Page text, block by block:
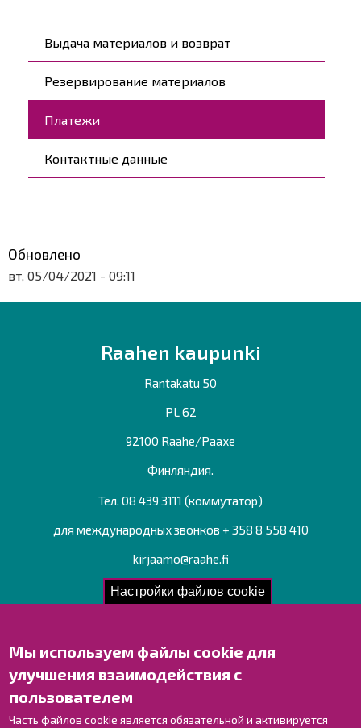
Настройки файлов cookie
Мы используем файлы cookie для
улучшения взаимодействия с
пользователем
Часть файлов cookie является обязательной и активируется
Päävalikko
Выдача материалов и возврат
Резервирование материалов
Платежи
Контактные данные
Обновлено
вт, 05/04/2021 - 09:11
Raahen kaupunki
Rantakatu 50
PL 62
92100 Raahe/Раахе
Финляндия.
Тел. 08 439 3111 (коммутатор)
для международных звонков + 358 8 558 410
kirjaamo@raahe.fi
Рег. номер: 1791817-6
Свяжитесь с нами!
Оставьте отзыв
Контактные данные персонала